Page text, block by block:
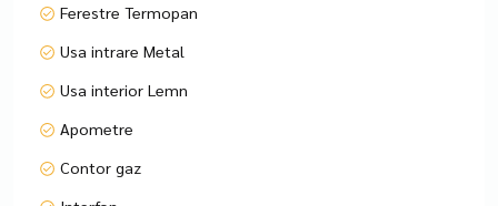
Ferestre Termopan
Usa intrare Metal
Usa interior Lemn
Apometre
Contor gaz